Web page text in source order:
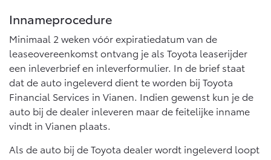
Vanaf € 37.500,-
Proace Max (excl. BTW)
OOK ALS BATTERIJ-
ELEKTRISCH
Hilux (excl. BTW)
OOK ALS BATTERIJ-
ELEKTRISCH
Innameprocedure
Minimaal 2 weken vóór expiratiedatum van de
leaseovereenkomst ontvang je als Toyota leaserijder
een inleverbrief en inleverformulier. In de brief staat
dat de auto ingeleverd dient te worden bij Toyota
Financial Services in Vianen. Indien gewenst kun je de
auto bij de dealer inleveren maar de feitelijke inname
vindt in Vianen plaats.
Als de auto bij de Toyota dealer wordt ingeleverd loopt